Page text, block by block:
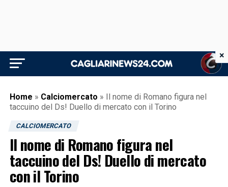
Home » Calciomercato » Il nome di Romano figura nel
taccuino del Ds! Duello di mercato con il Torino
CALCIOMERCATO
Il nome di Romano figura nel
taccuino del Ds! Duello di mercato
con il Torino
×